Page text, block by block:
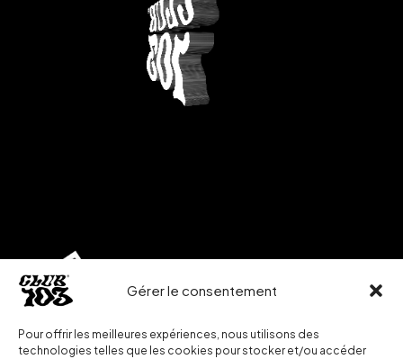
Gérer le consentement
Pour offrir les meilleures expériences, nous utilisons des
technologies telles que les cookies pour stocker et/ou accéder